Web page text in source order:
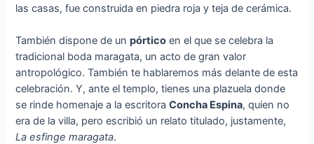
las casas, fue construida en piedra roja y teja de cerámica.
También dispone de unpórtico en el que se celebra la
tradicional boda maragata, un acto de gran valor
antropológico. También te hablaremos más delante de esta
celebración. Y, ante el templo, tienes una plazuela donde
se rinde homenaje a la escritoraConcha Espina, quien no
era de la villa, pero escribió un relato titulado, justamente,
La esfinge maragata.